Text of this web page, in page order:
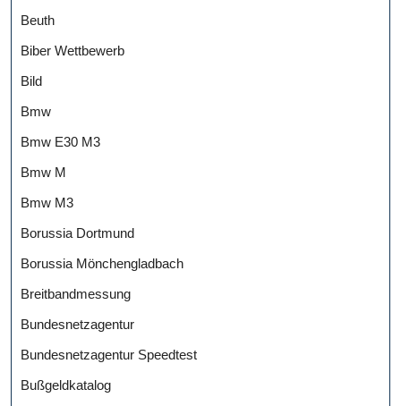
Beuth
Biber Wettbewerb
Bild
Bmw
Bmw E30 M3
Bmw M
Bmw M3
Borussia Dortmund
Borussia Mönchengladbach
Breitbandmessung
Bundesnetzagentur
Bundesnetzagentur Speedtest
Bußgeldkatalog